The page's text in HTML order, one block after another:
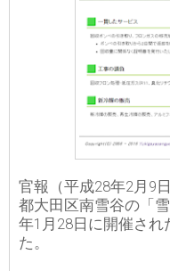
官報（平成28年2月9
都大田区南雪谷の「
年1月28日に開催され
た。